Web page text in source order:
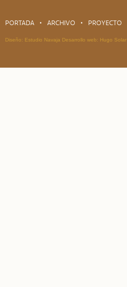
PORTADA ARCHIVO PROYECTO
Diseño: Estudio Navaja Desarrollo web: Hugo Solar